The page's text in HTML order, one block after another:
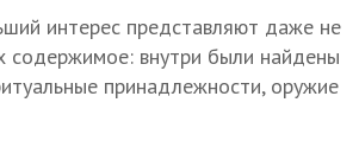
интерес представляют даже не
содержимое: внутри были найдены
принадлежности, оружие